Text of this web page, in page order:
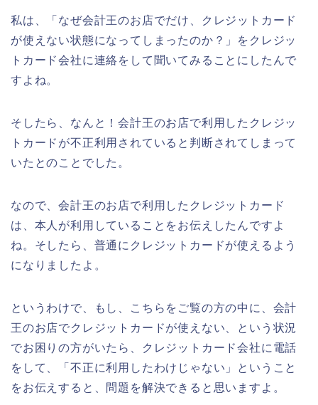
私は、「なぜ会計王のお店でだけ、クレジットカード
が使えない状態になってしまったのか？」をクレジッ
トカード会社に連絡をして聞いてみることにしたんで
すよね。
そしたら、なんと！会計王のお店で利用したクレジッ
トカードが不正利用されていると判断されてしまって
いたとのことでした。
なので、会計王のお店で利用したクレジットカード
は、本人が利用していることをお伝えしたんですよ
ね。そしたら、普通にクレジットカードが使えるよう
になりましたよ。
というわけで、もし、こちらをご覧の方の中に、会計
王のお店でクレジットカードが使えない、という状況
でお困りの方がいたら、クレジットカード会社に電話
をして、「不正に利用したわけじゃない」ということ
をお伝えすると、問題を解決できると思いますよ。